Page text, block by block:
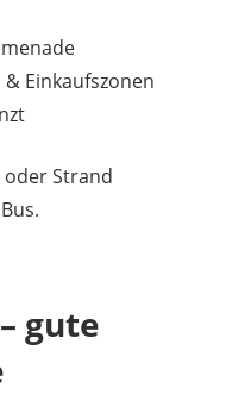
Einkaufszonen
Strand
gute